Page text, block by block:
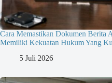
Cara Memastikan Dokumen Berita
Memiliki Kekuatan Hukum Yang
5 Juli 2026